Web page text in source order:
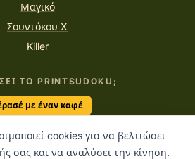
cookies για να βελτιώσει
σας και να αναλύσει την κίνηση.
Μαγικό
Σουντόκου X
Killer
ΤΟ PRINTSUDOKU;
με έναν καφέ